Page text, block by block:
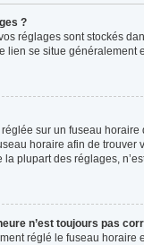
?
réglages sont stockés
lien se situe
réglée sur un fuseau
horaire afin de
plupart des réglages,
n’est toujours pas
réglé le fuseau horaire